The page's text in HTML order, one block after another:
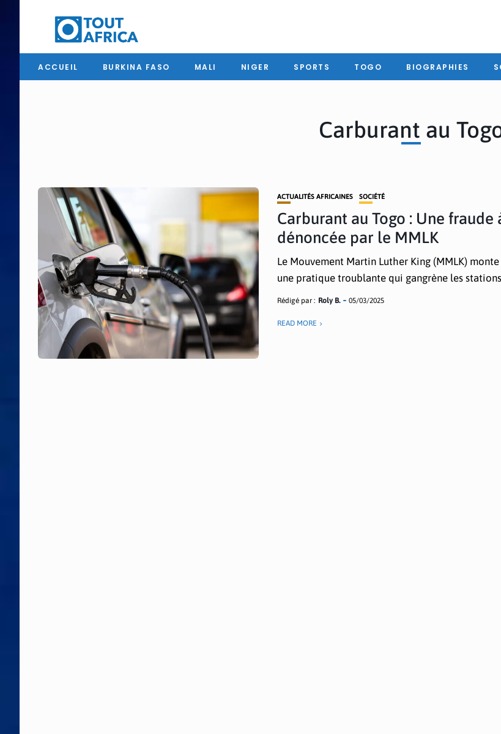
ACCUEIL BURKINA FASO MALI NIGER SPORTS TOGO BIOGRAPHIES
Carburant au
ACTUALITÉS AFRICAINES SOCIÉTÉ
Carburant au Togo : Une fraude
dénoncée par le MMLK
Le Mouvement Martin Luther King (MMLK)
une pratique troublante qui gangrène les
Rédigé par : Roly B. 05/03/2025
READ MORE